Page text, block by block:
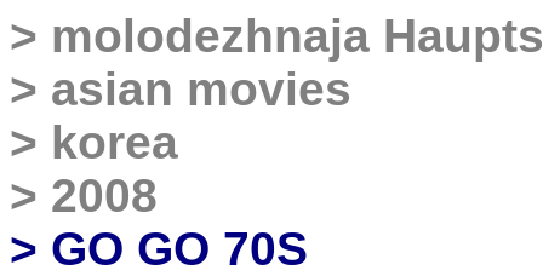
> molodezhnaja
> asian movies
> korea
> 2008
> GO GO 70S